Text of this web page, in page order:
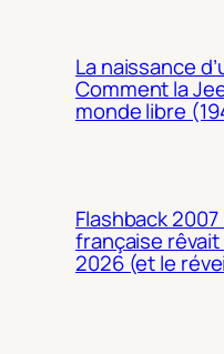
La naissance
Comment la
monde libre
Flashback
française
2026 (et le